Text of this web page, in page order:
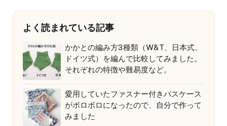
よく読まれている記事
かかとの編み方3種類（W&T、日本式、
ドイツ式）を編んで比較してみました。
それぞれの特徴や難易度など。
愛用していたファスナー付きパスケース
がボロボロになったので、自分で作って
みました